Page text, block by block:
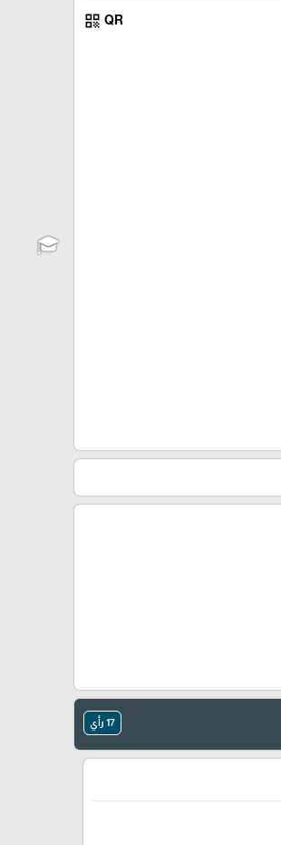
QR
qr_code
17 رأي